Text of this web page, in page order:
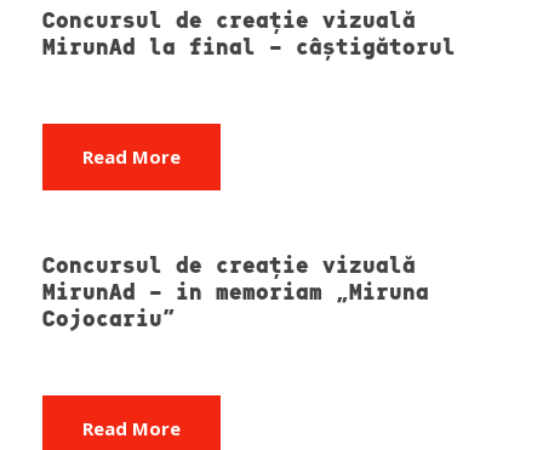
Concursul de creație vizuală
MirunAd la final – câștigătorul
Read More
Concursul de creație vizuală
MirunAd – in memoriam „Miruna
Cojocariu”
Read More